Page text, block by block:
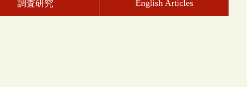
調査研究 English Articles